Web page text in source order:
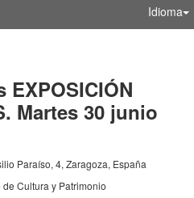
Idioma
Martes 30 junio
Paraíso, 4, Zaragoza, España
Cultura y Patrimonio